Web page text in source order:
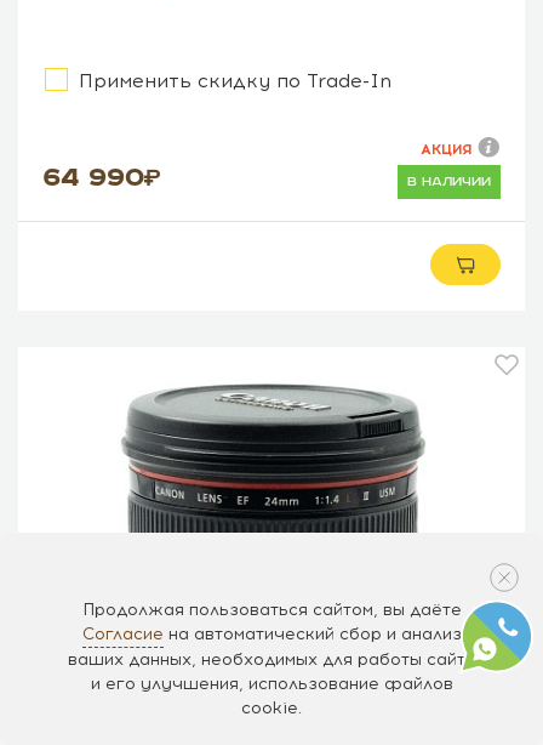
Применить скидку по Trade-In
64 990 в наличии
АКЦИЯ
Продолжая пользоваться сайтом, вы даёте
Согласие на автоматический сбор и анализ
ваших данных, необходимых для работы сайта
и его улучшения, использование файлов
cookie.